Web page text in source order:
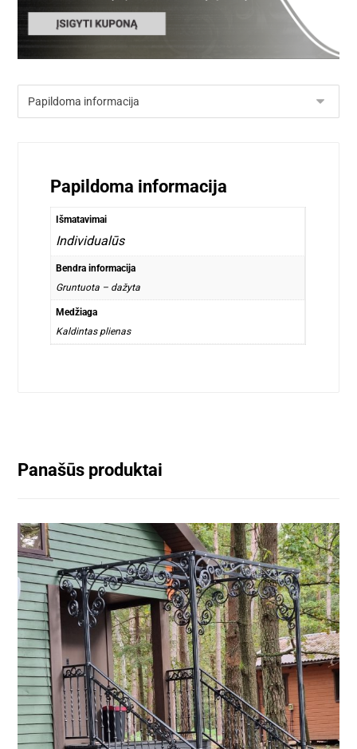
Papildoma informacija
Išmatavimai
Individualūs
Bendra informacija
Gruntuota – dažyta
Medžiaga
Kaldintas plienas
Panašūs produktai